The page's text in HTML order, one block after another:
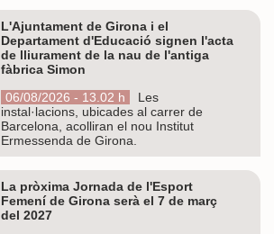
L'Ajuntament de Girona i el
Departament d'Educació signen l'acta
de lliurament de la nau de l'antiga
fàbrica Simon
06/08/2026 - 13.02 h
Les
instal·lacions, ubicades al carrer de
Barcelona, acolliran el nou Institut
Ermessenda de Girona.
La pròxima Jornada de l'Esport
Femení de Girona serà el 7 de març
del 2027